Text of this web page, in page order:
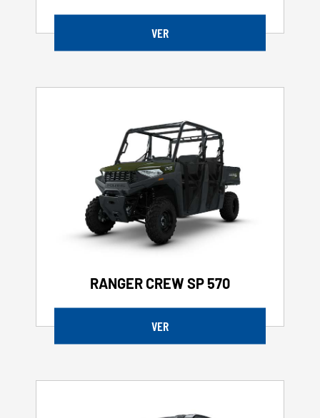
VER
RANGER CREW SP 570
VER